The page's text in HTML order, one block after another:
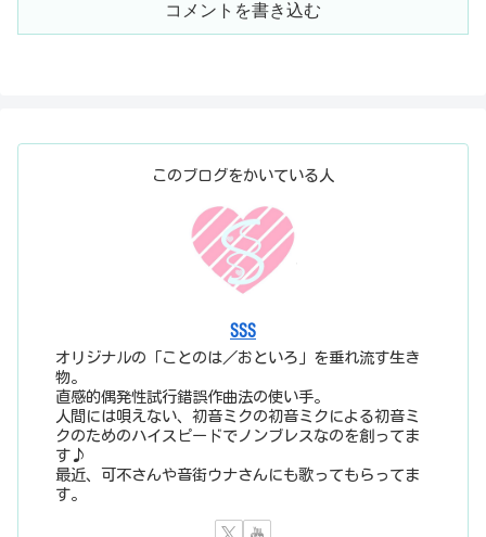
コメントを書き込む
このブログをかいている人
SSS
オリジナルの「ことのは／おといろ」を垂れ流す生き
物。
直感的偶発性試行錯誤作曲法の使い手。
人間には唄えない、初音ミクの初音ミクによる初音ミ
クのためのハイスピードでノンブレスなのを創ってま
す♪
最近、可不さんや音街ウナさんにも歌ってもらってま
す。